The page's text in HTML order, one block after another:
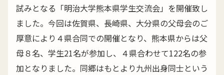
試みとなる「明治大学熊本県学生交流会」を開催致し
ました。今回は佐賀県、長崎県、大分県の父母会のご
厚意により４県合同での開催となり、熊本県からは父
母８名、学生21名が参加し、４県合わせて122名の参
加となりました。同郷はもとより九州出身同士という